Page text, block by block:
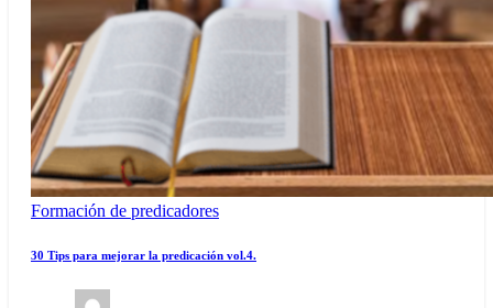
Formación de predicadores
30 Tips para mejorar la predicación vol.4.